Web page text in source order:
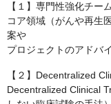
【１】専門性強化チー
コア領域（がんや再生
案や
プロジェクトのアドバ
【２】Decentralized
Decentralized Clinical